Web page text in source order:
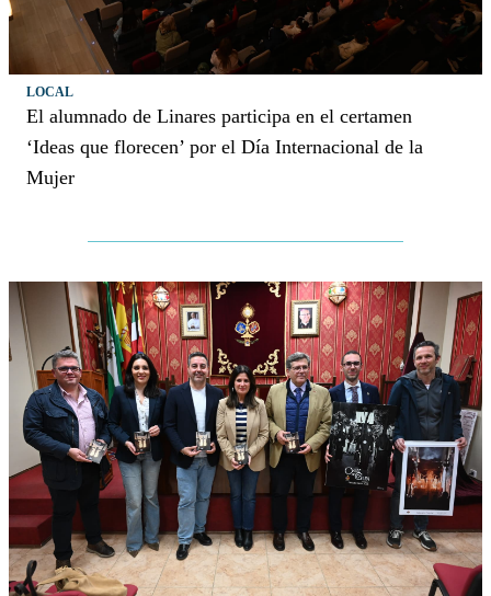
LOCAL
El alumnado de Linares participa en el certamen
‘Ideas que florecen’ por el Día Internacional de la
Mujer